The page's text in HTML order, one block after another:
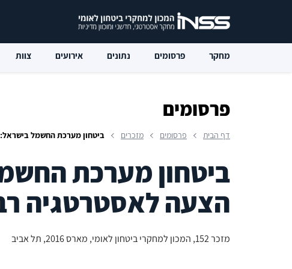
מחקר פרסומים נתונים אירועים צוות
פרסומים
דף הבית פרסומים מזכרים ביטחון מערכת החשמל
ביטחון מערכת
הצעה לאסטרטגיה
מזכר 152, המכון למחקרי ביטחון לאומי, מארס 2016, תל אביב